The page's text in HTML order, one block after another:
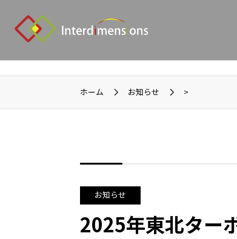
ホーム お知らせ >
お知らせ
2025年東北ター